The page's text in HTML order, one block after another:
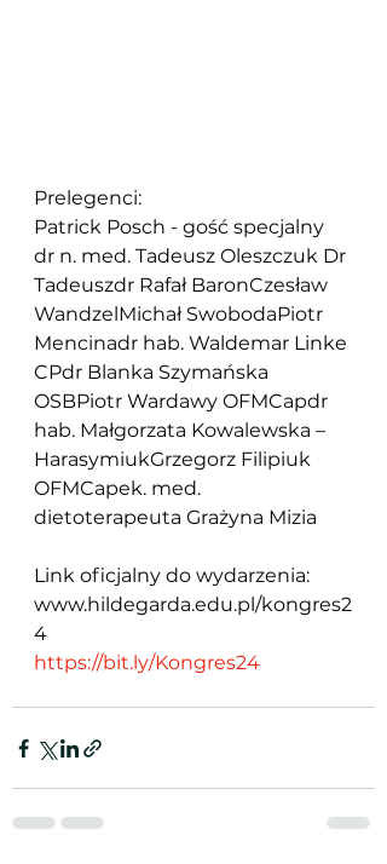
Prelegenci:
Patrick Posch - gość specjalny
dr n. med. Tadeusz Oleszczuk Dr
Tadeuszdr Rafał BaronCzesław
WandzelMichał SwobodaPiotr
Mencinadr hab. Waldemar Linke
CPdr Blanka Szymańska
OSBPiotr Wardawy OFMCapdr
hab. Małgorzata Kowalewska –
HarasymiukGrzegorz Filipiuk
OFMCapek. med.
dietoterapeuta Grażyna Mizia
Link oficjalny do wydarzenia:
www.hildegarda.edu.pl/kongres2
4
https://bit.ly/Kongres24